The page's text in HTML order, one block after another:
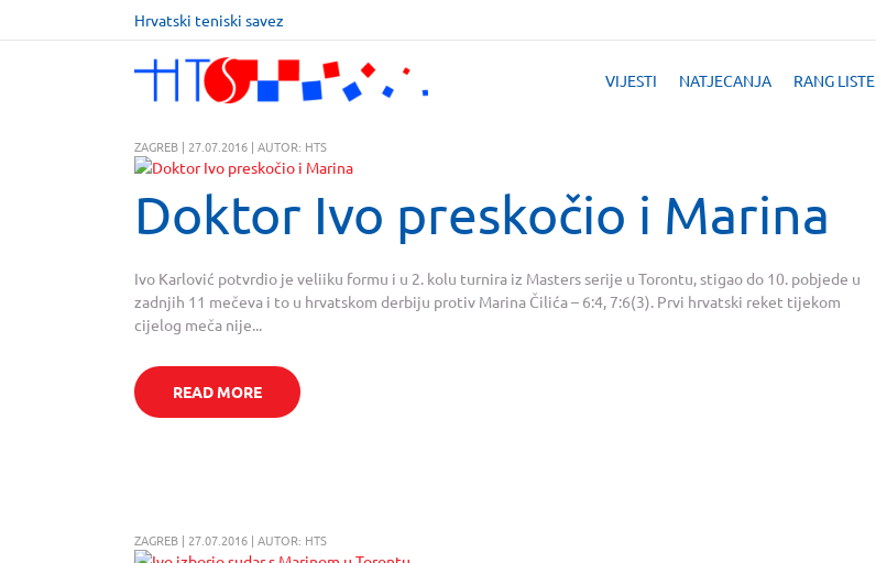
Hrvatski teniski savez
VIJESTI NATJECANJA RANG LISTE
ZAGREB | 27.07.2016 | AUTOR: HTS
Doktor Ivo preskočio i Marina
Ivo Karlović potvrdio je veliiku formu i u 2. kolu turnira iz Masters serije u Torontu, stigao do 10. pobjede u
zadnjih 11 mečeva i to u hrvatskom derbiju protiv Marina Čilića – 6:4, 7:6(3). Prvi hrvatski reket tijekom
cijelog meča nije...
READ MORE
ZAGREB | 27.07.2016 | AUTOR: HTS